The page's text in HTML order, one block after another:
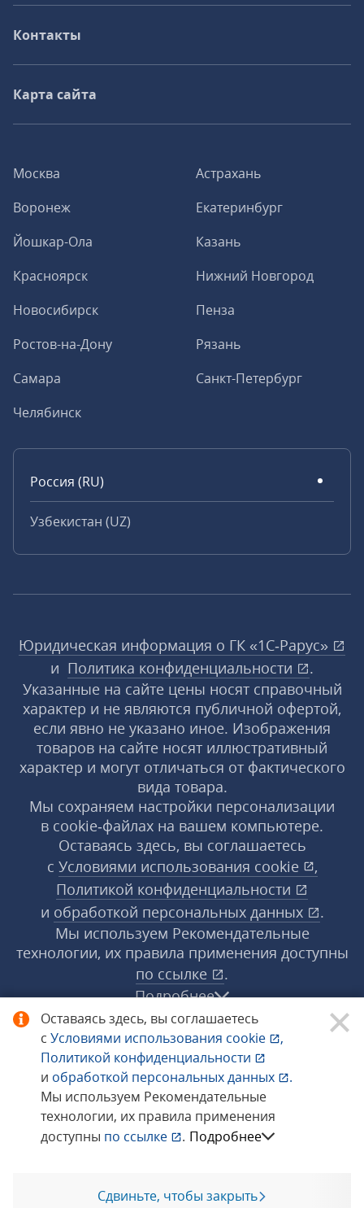
Оставаясь здесь, вы соглашаетесь
с Условиями использования cookie
,
Политикой конфиденциальности
и обработкой персональных данных
.
Мы используем Рекомендательные
технологии, их правила применения
доступны по ссылке . Подробнее
Сдвиньте, чтобы закрыть
Москва
Астрахань
Воронеж
Екатеринбург
Йошкар-Ола
Казань
Красноярск
Нижний Новгород
Новосибирск
Пенза
Ростов-на-Дону
Рязань
Самара
Санкт-Петербург
Челябинск
Россия (RU)
Узбекистан (UZ)
Контакты
Карта сайта
Юридическая информация о ГК «1С‑Рарус»
и Политика конфиденциальности
.
Указанные на сайте цены носят справочный
характер и не являются публичной офертой,
если явно не указано иное. Изображения
товаров на сайте носят иллюстративный
характер и могут отличаться от фактического
вида товара.
Мы сохраняем настройки персонализации
в cookie‑файлах на вашем компьютере.
Оставаясь здесь, вы соглашаетесь
с Условиями использования cookie
,
Политикой конфиденциальности
и обработкой персональных данных
.
Мы используем Рекомендательные
технологии, их правила применения доступны
по ссылке
.
Подробнее
© 1998−2026 «1С‑Рарус» ®. Все права
защищены.
Сообщить об ошибке
Позвоните мне